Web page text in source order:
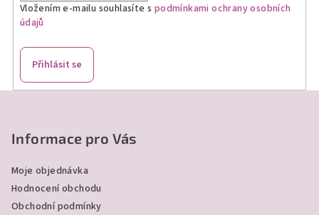
Vložením e-mailu souhlasíte s podmínkami ochrany osobních
údajů
Přihlásit se
Informace pro Vás
Moje objednávka
Hodnocení obchodu
Obchodní podmínky